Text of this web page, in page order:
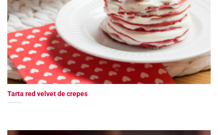
Tarta red velvet de crepes